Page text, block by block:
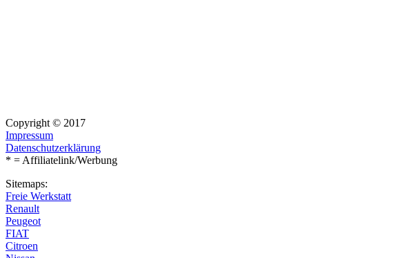
Copyright © 2017
Impressum
Datenschutzerklärung
* = Affiliatelink/Werbung
Sitemaps:
Freie Werkstatt
Renault
Peugeot
FIAT
Citroen